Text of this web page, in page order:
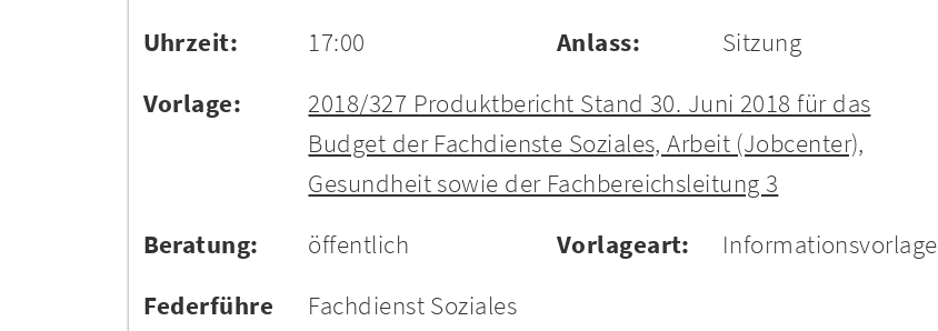
Uhrzeit:
17:00 Anlass:
Sitzung
Vorlage:
2018/327 Produktbericht Stand 30. Juni 2018 für das
Budget der Fachdienste Soziales, Arbeit (Jobcenter),
Gesundheit sowie der Fachbereichsleitung 3
Beratung:
öffentlich Vorlageart:
Informationsvorlage
Federführe
Fachdienst Soziales